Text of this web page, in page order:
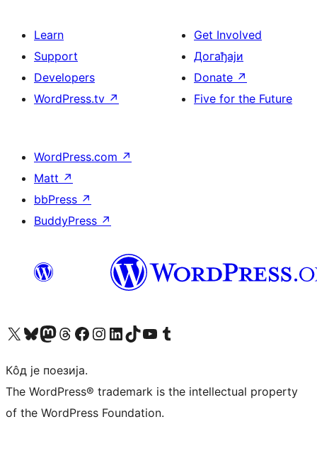
Learn
Support
Developers
WordPress.tv ↗
Get Involved
Догађаји
Donate ↗
Five for the Future
WordPress.com ↗
Matt ↗
bbPress ↗
BuddyPress ↗
Visit our X (formerly Twitter) account
Посетите наш Bluesky налог
Visit our Mastodon account
Посетите наш налог на Threads-у Visit our Facebook page
Посетите наш Инстаграм налог
Visit our LinkedIn account
Посетите наш TikTok налог
Visit our YouTube channel
Посетите наш Tumblr налог
Кôд је поезија.
The WordPress® trademark is the intellectual property
of the WordPress Foundation.